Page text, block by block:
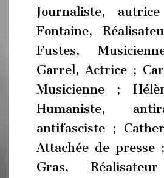
Journaliste,
Fontaine,
Fustes,
Garrel, Actrice ;
Musicienne ;
Humaniste,
antifasciste ;
Attachée de presse
Gras,